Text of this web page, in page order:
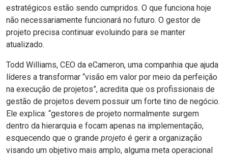
estratégicos estão sendo cumpridos. O que funciona hoje
não necessariamente funcionará no futuro. O gestor de
projeto precisa continuar evoluindo para se manter
atualizado.
Todd Williams, CEO da eCameron, uma companhia que ajuda
líderes a transformar “visão em valor por meio da perfeição
na execução de projetos”, acredita que os profissionais de
gestão de projetos devem possuir um forte tino de negócio.
Ele explica: “gestores de projeto normalmente surgem
dentro da hierarquia e focam apenas na implementação,
esquecendo que o grande projeto é gerir a organização
visando um objetivo mais amplo, alguma meta operacional